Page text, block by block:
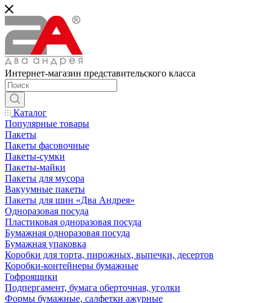
Интернет-магазин представительского класса
Каталог
Популярные товары
Пакеты
Пакеты фасовочные
Пакеты-сумки
Пакеты-майки
Пакеты для мусора
Вакуумные пакеты
Пакеты для шин «Два Андрея»
Одноразовая посуда
Пластиковая одноразовая посуда
Бумажная одноразовая посуда
Бумажная упаковка
Коробки для торта, пирожных, выпечки, десертов
Коробки-контейнеры бумажные
Гофроящики
Подпергамент, бумага оберточная, уголки
Формы бумажные, салфетки ажурные